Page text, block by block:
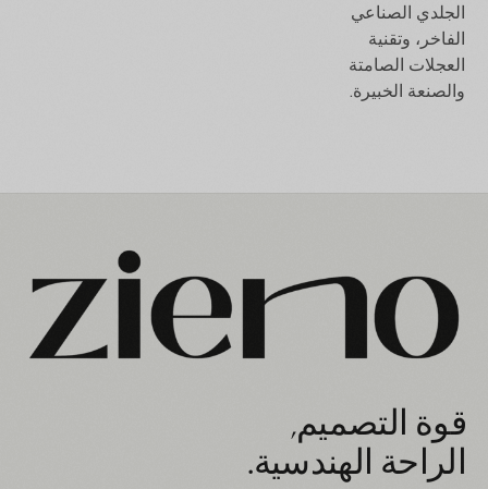
الجلدي الصناعي
الفاخر، وتقنية
العجلات الصامتة
والصنعة الخبيرة.
قوة التصميم,
الراحة الهندسية.